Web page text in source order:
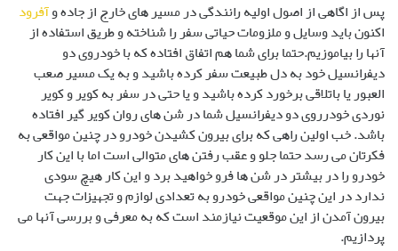
پس از اگاهی از اصول اولیه رانندگی در مسیر های خارج از جاده وآفرود
اکنون باید وسایل و ملزومات حیاتی سفر را شناخته و طریق استفاده از
آنها را بیاموزیم.حتما برای شما هم اتفاق افتاده که با خودروی دو
دیفرانسیل خود به دل طبیعت سفر کرده باشید و به یک مسیر صعب
العبور یا باتلاقی برخورد کرده باشید و یا حتی در سفر به کویر و کویر
نوردی خودرروی دو دیفرانسیل شما در شن های روان کویر گیر افتاده
باشد. خب اولین راهی که برای بیرون کشیدن خودرو در چنین مواقعی به
فکرتان می رسد حتما جلو و عقب رفتن های متوالی است اما با این کار
خودرو را در بیشتر در شن ها فرو خواهید برد و این کار هیچ سودی
ندارد در این چنین مواقعی خودرو به تعدادی لوازم و تجهیزات جهت
بیرون آمدن از این موقعیت نیازمند است که به معرفی و بررسی آنها می
پردازیم.